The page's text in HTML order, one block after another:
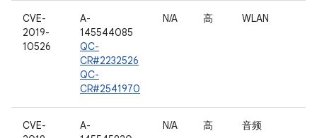
CVE-
2019-
10526
A-
145544085
QC-
CR#2232526
QC-
CR#2541970
N/A 高 WLAN
CVE-
A-
N/A 高 音频